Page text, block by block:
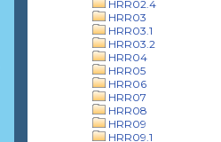
HRR02.4
HRR03
HRR03.1
HRR03.2
HRR04
HRR05
HRR06
HRR07
HRR08
HRR09
HRR09.1